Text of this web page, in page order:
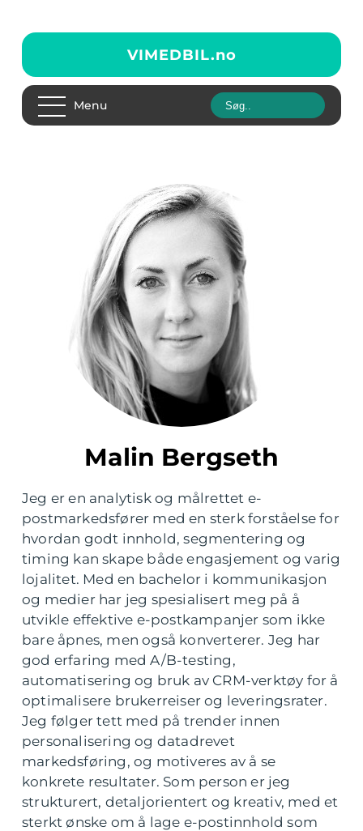
VIMEDBIL.no
Menu
Malin Bergseth
Jeg er en analytisk og målrettet e-
postmarkedsfører med en sterk forståelse for
hvordan godt innhold, segmentering og
timing kan skape både engasjement og varig
lojalitet. Med en bachelor i kommunikasjon
og medier har jeg spesialisert meg på å
utvikle effektive e-postkampanjer som ikke
bare åpnes, men også konverterer. Jeg har
god erfaring med A/B-testing,
automatisering og bruk av CRM-verktøy for å
optimalisere brukerreiser og leveringsrater.
Jeg følger tett med på trender innen
personalisering og datadrevet
markedsføring, og motiveres av å se
konkrete resultater. Som person er jeg
strukturert, detaljorientert og kreativ, med et
sterkt ønske om å lage e-postinnhold som